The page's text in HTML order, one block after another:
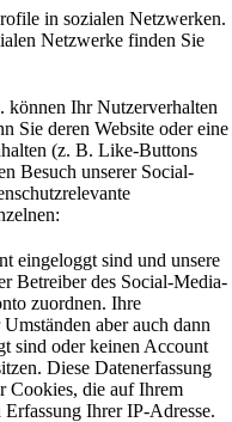
in sozialen Netzwerken.
Netzwerke finden Sie
können Ihr Nutzerverhalten
Sie deren Website oder eine
(z. B. Like-Buttons
Besuch unserer Social-
eingeloggt sind und unsere
Betreiber des Social-Media-
zuordnen. Ihre
aber auch dann
sind oder keinen Account
Diese Datenerfassung
Cookies, die auf Ihrem
Ihrer IP-Adresse.